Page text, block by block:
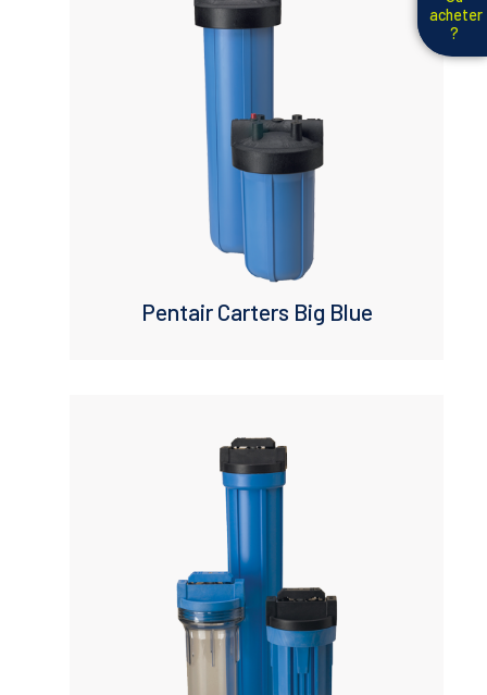
Pentair Carters Big Blue
acheter
?